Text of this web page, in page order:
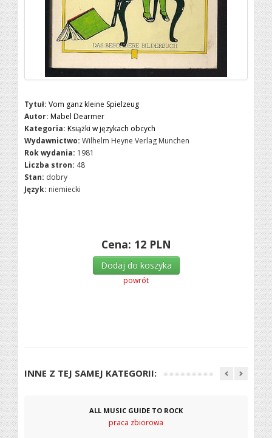
Tytuł: Vom ganz kleine Spielzeug
Autor: Mabel Dearmer
Kategoria: Książki w językach obcych
Wydawnictwo: Wilhelm Heyne Verlag Munchen
Rok wydania: 1981
Liczba stron: 48
Stan: dobry
Język: niemiecki
Cena: 12 PLN
Dodaj do koszyka
powrót
INNE Z TEJ SAMEJ KATEGORII:
ALL MUSIC GUIDE TO ROCK
praca zbiorowa